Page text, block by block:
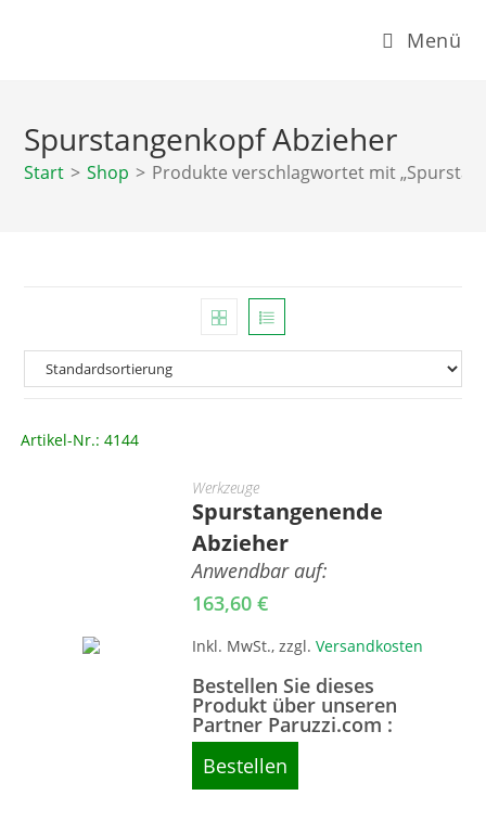
Menü
Spurstangenkopf Abzieher
Start > Shop > Produkte verschlagwortet mit
Artikel-Nr.: 4144
Werkzeuge
Spurstangenende
Abzieher
Anwendbar auf:
163,60€
Inkl. MwSt., zzgl.Versandkosten
Bestellen Sie dieses
Produkt über unseren
Partner Paruzzi.com :
Bestellen